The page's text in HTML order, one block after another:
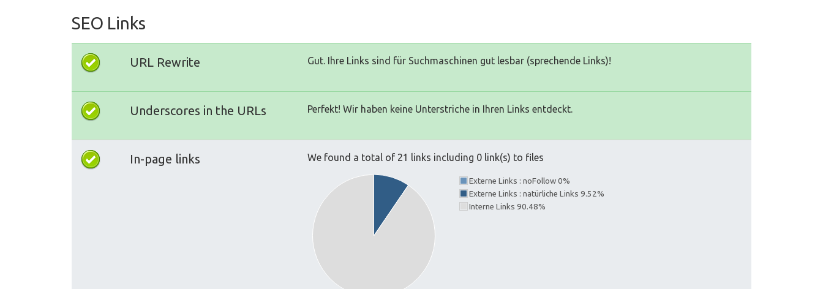
SEO Links
URL Rewrite Gut. Ihre Links sind für Suchmaschinen gut lesbar (sprechende Links)!
Underscores in the URLs Perfekt! Wir haben keine Unterstriche in Ihren Links entdeckt.
In-page links We found a total of 21 links including 0 link(s) to files
Externe Links : noFollow 0%
Externe Links : natürliche Links 9.52%
Interne Links 90.48%